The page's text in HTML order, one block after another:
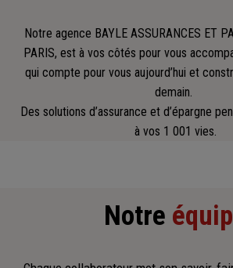
Notre agence BAYLE ASSURANCES ET
PARIS, est à vos côtés pour vous
qui compte pour vous aujourd’hui et
demain.
Des solutions d’assurance et d’épargne
à vos 1 001 vies.
Notre